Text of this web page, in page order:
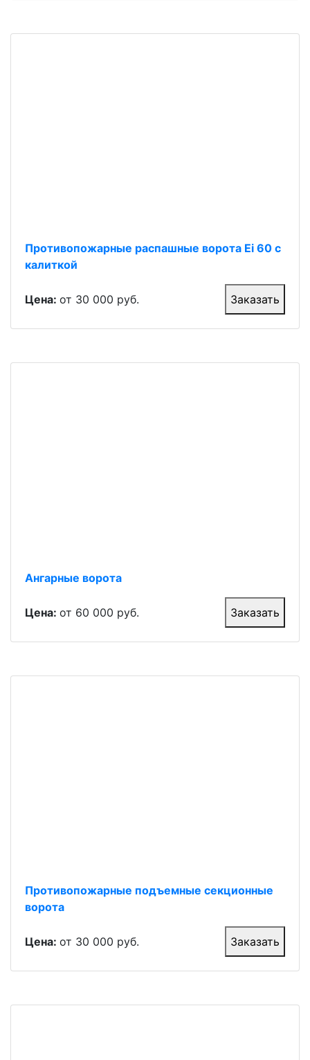
Противопожарные распашные ворота Ei 60 с
калиткой
Цена: от 30 000 руб. Заказать
Ангарные ворота
Цена: от 60 000 руб. Заказать
Противопожарные подъемные секционные
ворота
Цена: от 30 000 руб. Заказать